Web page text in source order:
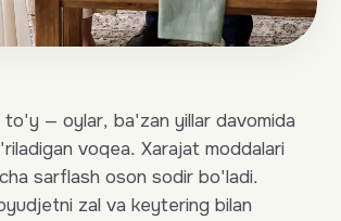
— oylar, ba'zan yillar davomida
voqea. Xarajat moddalari
sarflash oson sodir bo'ladi.
zal va keytering bilan